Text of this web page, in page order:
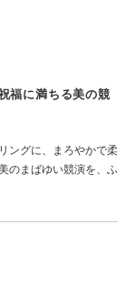
福に満ちる美の競
ングに、まろやかで柔
のまばゆい競演を、ふ